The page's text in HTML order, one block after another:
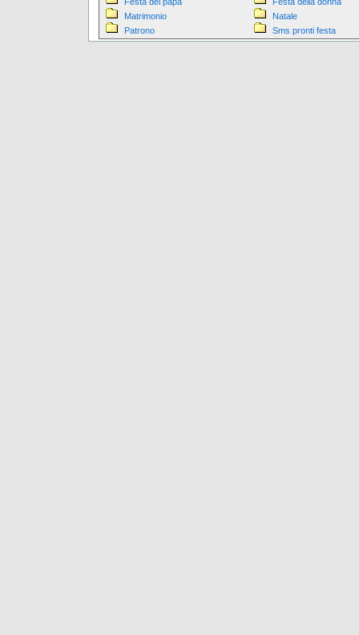
Matrimonio
Natale
Patrono
Sms pronti festa